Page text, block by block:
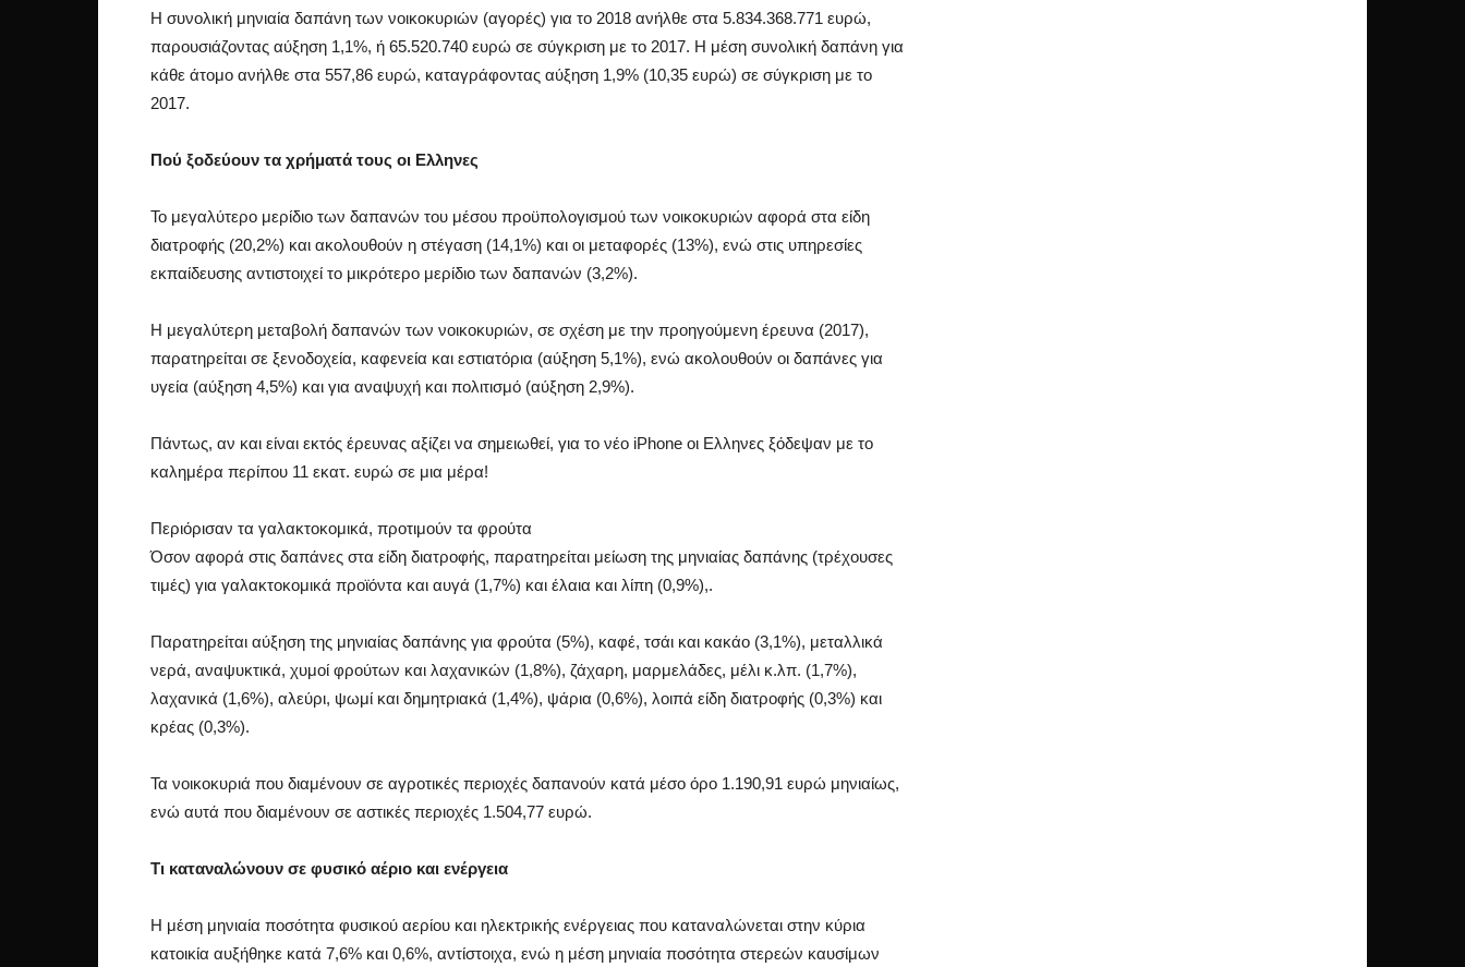
Η συνολική μηνιαία δαπάνη των νοικοκυριών (αγορές) για το 2018 ανήλθε στα 5.834.368.771 ευρώ,
παρουσιάζοντας αύξηση 1,1%, ή 65.520.740 ευρώ σε σύγκριση με το 2017. Η μέση συνολική δαπάνη για
κάθε άτομο ανήλθε στα 557,86 ευρώ, καταγράφοντας αύξηση 1,9% (10,35 ευρώ) σε σύγκριση με το
2017.
Πού ξοδεύουν τα χρήματά τους οι Ελληνες
Το μεγαλύτερο μερίδιο των δαπανών του μέσου προϋπολογισμού των νοικοκυριών αφορά στα είδη
διατροφής (20,2%) και ακολουθούν η στέγαση (14,1%) και οι μεταφορές (13%), ενώ στις υπηρεσίες
εκπαίδευσης αντιστοιχεί το μικρότερο μερίδιο των δαπανών (3,2%).
Η μεγαλύτερη μεταβολή δαπανών των νοικοκυριών, σε σχέση με την προηγούμενη έρευνα (2017),
παρατηρείται σε ξενοδοχεία, καφενεία και εστιατόρια (αύξηση 5,1%), ενώ ακολουθούν οι δαπάνες για
υγεία (αύξηση 4,5%) και για αναψυχή και πολιτισμό (αύξηση 2,9%).
Πάντως, αν και είναι εκτός έρευνας αξίζει να σημειωθεί, για το νέο iPhone οι Ελληνες ξόδεψαν με το
καλημέρα περίπου 11 εκατ. ευρώ σε μια μέρα!
Περιόρισαν τα γαλακτοκομικά, προτιμούν τα φρούτα
Όσον αφορά στις δαπάνες στα είδη διατροφής, παρατηρείται μείωση της μηνιαίας δαπάνης (τρέχουσες
τιμές) για γαλακτοκομικά προϊόντα και αυγά (1,7%) και έλαια και λίπη (0,9%),.
Παρατηρείται αύξηση της μηνιαίας δαπάνης για φρούτα (5%), καφέ, τσάι και κακάο (3,1%), μεταλλικά
νερά, αναψυκτικά, χυμοί φρούτων και λαχανικών (1,8%), ζάχαρη, μαρμελάδες, μέλι κ.λπ. (1,7%),
λαχανικά (1,6%), αλεύρι, ψωμί και δημητριακά (1,4%), ψάρια (0,6%), λοιπά είδη διατροφής (0,3%) και
κρέας (0,3%).
Τα νοικοκυριά που διαμένουν σε αγροτικές περιοχές δαπανούν κατά μέσο όρο 1.190,91 ευρώ μηνιαίως,
ενώ αυτά που διαμένουν σε αστικές περιοχές 1.504,77 ευρώ.
Τι καταναλώνουν σε φυσικό αέριο και ενέργεια
Η μέση μηνιαία ποσότητα φυσικού αερίου και ηλεκτρικής ενέργειας που καταναλώνεται στην κύρια
κατοικία αυξήθηκε κατά 7,6% και 0,6%, αντίστοιχα, ενώ η μέση μηνιαία ποσότητα στερεών καυσίμων